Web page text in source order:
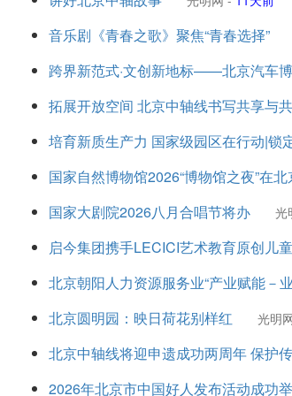
音乐剧《青春之歌》聚焦“青春选择”
跨界新范式·文创新地标——北京汽车
拓展开放空间 北京中轴线书写共享与
培育新质生产力 国家级园区在行动|锁
国家自然博物馆2026“博物馆之夜”在
国家大剧院2026八月合唱节将办 光
启今集团携手LECICI艺术教育原创儿
北京朝阳人力资源服务业“产业赋能－
北京圆明园：映日荷花别样红 光明
北京中轴线将迎申遗成功两周年 保护
2026年北京市中国好人发布活动成功